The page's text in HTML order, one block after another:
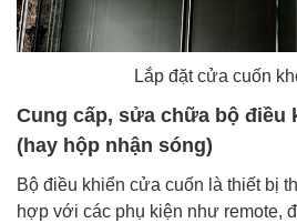
Lắp đặt cửa cuốn
Cung cấp, sửa chữa bộ điều
(hay hộp nhận sóng)
Bộ điều khiển cửa cuốn là thiết bị
hợp với các phụ kiện như remote,